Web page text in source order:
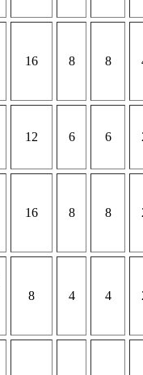
16 8 8
12 6 6
16 8 8
8 4 4